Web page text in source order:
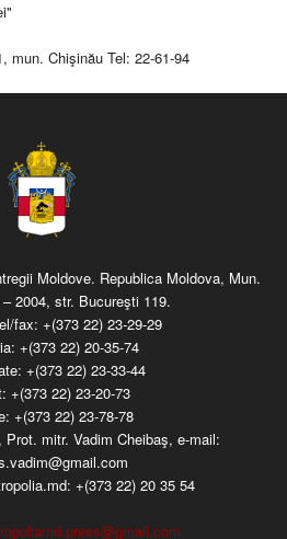
mun. Chişinău Tel: 22-61-94
Moldove. Republica Moldova, Mun.
2004, str. Bucureşti 119.
fax: +(373 22) 23-29-29
+(373 22) 20-35-74
+(373 22) 23-33-44
+(373 22) 23-20-73
+(373 22) 23-78-78
mitr. Vadim Cheibaş, e-mail:
+(373 22) 20 35 54